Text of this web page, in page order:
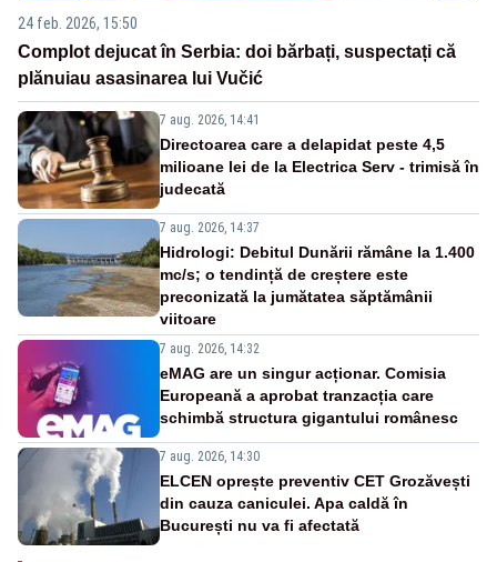
24 feb. 2026, 15:50
Complot dejucat în Serbia: doi bărbați, suspectați că
plănuiau asasinarea lui Vučić
7 aug. 2026, 14:41
Directoarea care a delapidat peste 4,5
milioane lei de la Electrica Serv - trimisă în
judecată
7 aug. 2026, 14:37
Hidrologi: Debitul Dunării rămâne la 1.400
mc/s; o tendință de creștere este
preconizată la jumătatea săptămânii
viitoare
7 aug. 2026, 14:32
eMAG are un singur acționar. Comisia
Europeană a aprobat tranzacția care
schimbă structura gigantului românesc
7 aug. 2026, 14:30
ELCEN oprește preventiv CET Grozăvești
din cauza caniculei. Apa caldă în
București nu va fi afectată